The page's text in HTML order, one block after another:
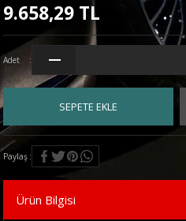
9.658,29 TL
Adet
SEPETE EKLE
Paylaş
Ürün Bilgisi